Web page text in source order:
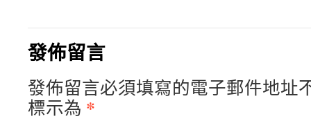
發佈留言
發佈留言必須填寫的電子郵件地址
標示為 *